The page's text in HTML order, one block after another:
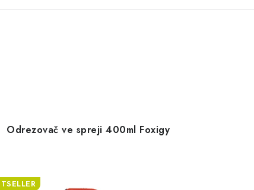
Odrezovač ve spreji 400ml Foxigy